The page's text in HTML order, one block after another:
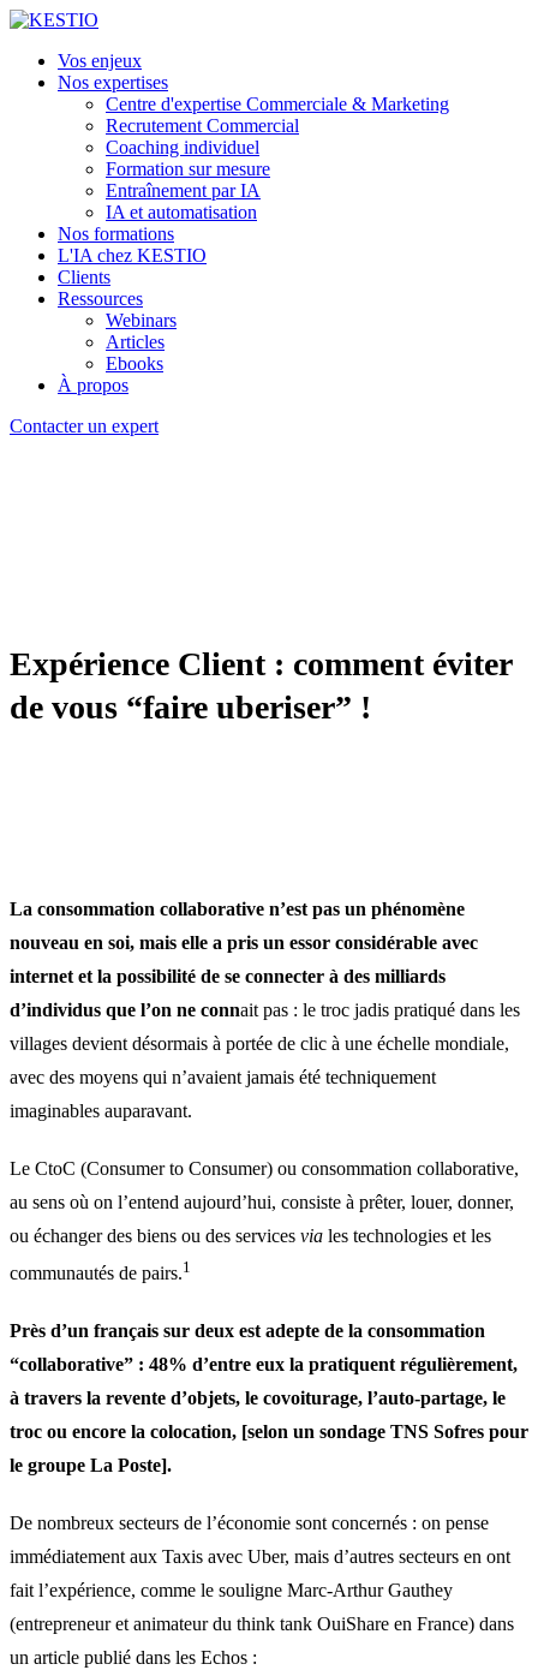
Vos enjeux
Nos expertises
Centre d'expertise Commerciale & Marketing
Recrutement Commercial
Coaching individuel
Formation sur mesure
Entraînement par IA
IA et automatisation
Nos formations
L'IA chez KESTIO
Clients
Ressources
Webinars
Articles
Ebooks
À propos
Contacter un expert
Expérience Client : comment éviter
de vous “faire uberiser” !
La consommation collaborative n’est pas un phénomène
nouveau en soi, mais elle a pris un essor considérable avec
internet et la possibilité de se connecter à des milliards
d’individus que l’on ne connait pas : le troc jadis pratiqué dans les
villages devient désormais à portée de clic à une échelle mondiale,
avec des moyens qui n’avaient jamais été techniquement
imaginables auparavant.
Le CtoC (Consumer to Consumer) ou consommation collaborative,
au sens où on l’entend aujourd’hui, consiste à prêter, louer, donner,
ou échanger des biens ou des services via les technologies et les
communautés de pairs.1
Près d’un français sur deux est adepte de la consommation
“collaborative” : 48% d’entre eux la pratiquent régulièrement,
à travers la revente d’objets, le covoiturage, l’auto-partage, le
troc ou encore la colocation, [selon un sondage TNS Sofres pour
le groupe La Poste].
De nombreux secteurs de l’économie sont concernés : on pense
immédiatement aux Taxis avec Uber, mais d’autres secteurs en ont
fait l’expérience, comme le souligne Marc-Arthur Gauthey
(entrepreneur et animateur du think tank OuiShare en France) dans
un article publié dans les Echos :